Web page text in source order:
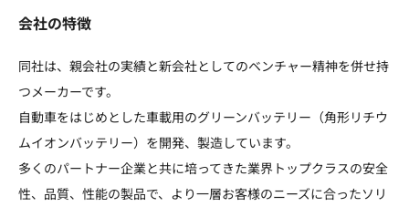
会社の特徴
同社は、親会社の実績と新会社としてのベンチャー精神を併せ持
つメーカーです。
自動車をはじめとした車載用のグリーンバッテリー（角形リチウ
ムイオンバッテリー）を開発、製造しています。
多くのパートナー企業と共に培ってきた業界トップクラスの安全
性、品質、性能の製品で、より一層お客様のニーズに合ったソリ